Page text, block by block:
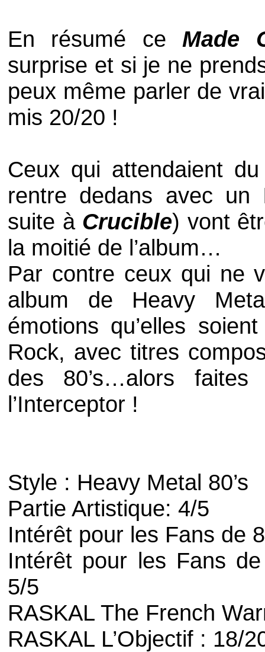
En résumé ce Made
surprise et si je ne
peux même parler de
mis 20/20 !
Ceux qui attendaient
rentre dedans avec un
suite à Crucible) vont
la moitié de l’album…
Par contre ceux qui ne
album de Heavy
émotions qu’elles
Rock, avec titres
des 80’s…alors
l’Interceptor !
Style : Heavy Metal 80’s
Partie Artistique: 4/5
Intérêt pour les Fans de
Intérêt pour les Fans
5/5
RASKAL The French
RASKAL L’Objectif : 18/